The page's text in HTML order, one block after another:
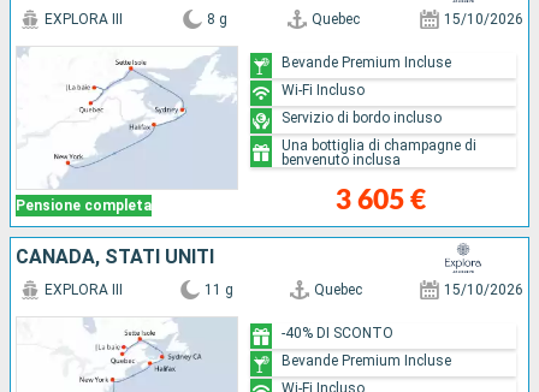
Pensione completa
EXPLORA III 8 g Quebec 15/10/2026
3 605 €
Bevande Premium Incluse
Wi-Fi Incluso
Servizio di bordo incluso
Una bottiglia di champagne di
benvenuto inclusa
CANADA, STATI UNITI
EXPLORA III 11 g Quebec 15/10/2026
-40% DI SCONTO
Bevande Premium Incluse
Wi-Fi Incluso